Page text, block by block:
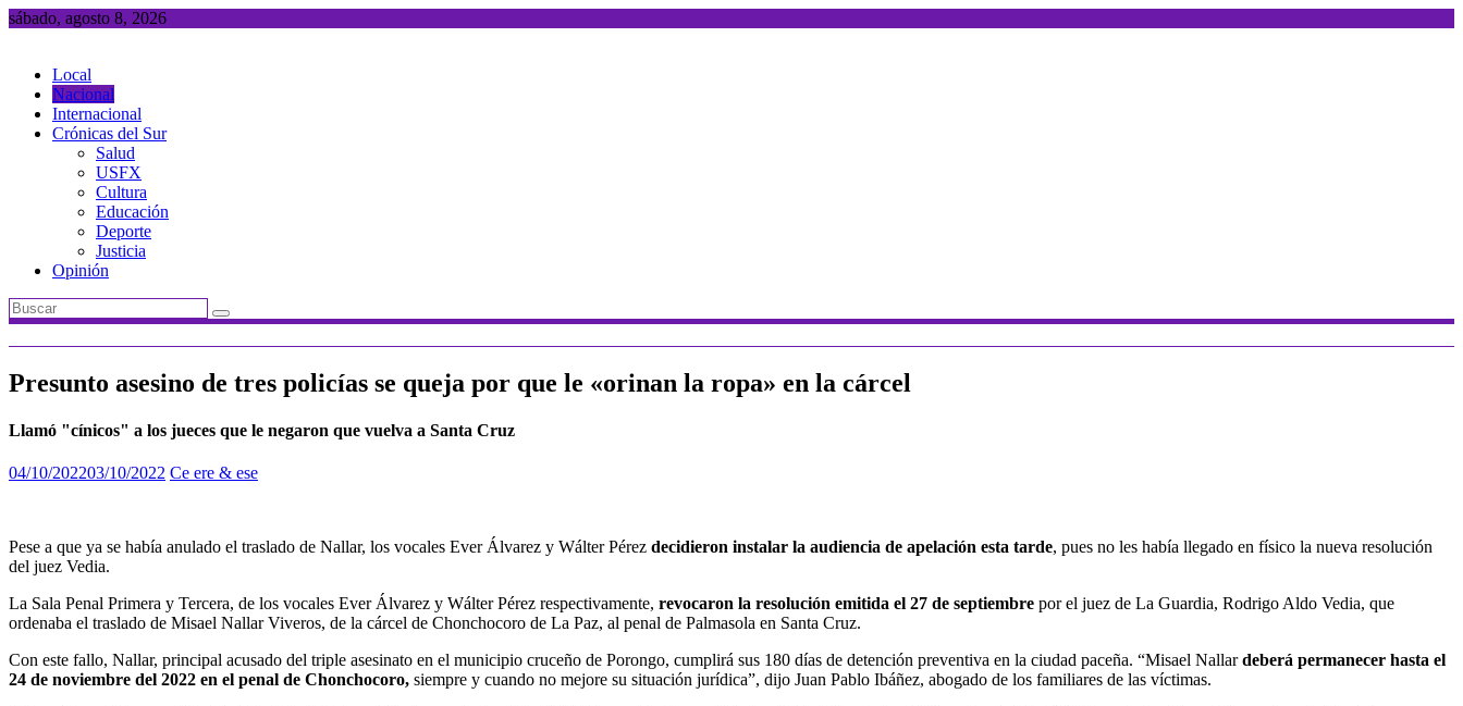
Saltar
sábado, agosto 8, 2026
Local
Nacional
Internacional
Crónicas del Sur
Salud
USFX
Cultura
Educación
Deporte
Justicia
Opinión
Presunto asesino de tres policías se queja por que le «orinan la ropa» en la cárcel
Llamó "cínicos" a los jueces que le negaron que vuelva a Santa Cruz
04/10/202203/10/2022 Ce ere & ese
Pese a que ya se había anulado el traslado de Nallar, los vocales Ever Álvarez y Wálter Pérez decidieron instalar la audiencia de apelación esta tarde, pues no les había llegado en físico la nueva resolución
del juez Vedia.
La Sala Penal Primera y Tercera, de los vocales Ever Álvarez y Wálter Pérez respectivamente, revocaron la resolución emitida el 27 de septiembre por el juez de La Guardia, Rodrigo Aldo Vedia, que
ordenaba el traslado de Misael Nallar Viveros, de la cárcel de Chonchocoro de La Paz, al penal de Palmasola en Santa Cruz.
Con este fallo, Nallar, principal acusado del triple asesinato en el municipio cruceño de Porongo, cumplirá sus 180 días de detención preventiva en la ciudad paceña. “Misael Nallardeberá permanecer hasta el
24 de noviembre del 2022 en el penal de Chonchocoro, siempre y cuando no mejore su situación jurídica”, dijo Juan Pablo Ibáñez, abogado de los familiares de las víctimas.